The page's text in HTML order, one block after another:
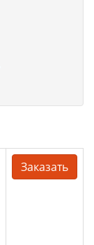
Заказать